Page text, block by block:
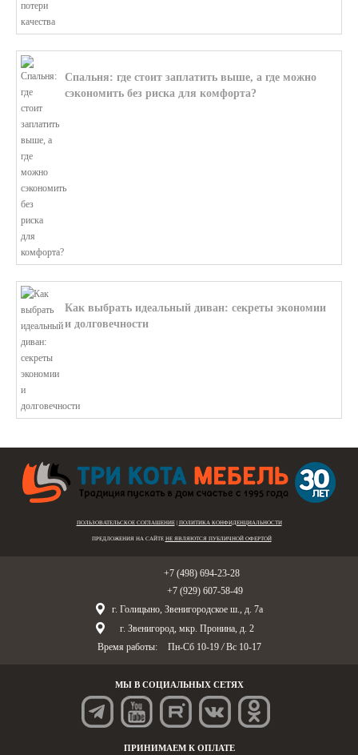
Спальня: где стоит заплатить выше, а где можно
сэкономить без риска для комфорта?
Как выбрать идеальный диван: секреты экономии
и долговечности
ПОЛЬЗОВАТЕЛЬСКОЕ СОГЛАШЕНИЕ| ПОЛИТИКА КОНФИДЕНЦИАЛЬНОСТИ
ПРЕДЛОЖЕНИЯ НА САЙТЕ НЕ ЯВЛЯЮТСЯ ПУБЛИЧНОЙ ОФЕРТОЙ
+7 (498) 694-23-28
+7 (929) 607-58-49
г. Голицыно, Звенигородское ш., д. 7а
г. Звенигород, мкр. Пронина, д. 2
Время работы:
Пн-Сб 10-19 / Вс 10-17
МЫ В СОЦИАЛЬНЫХ СЕТЯХ
ПРИНИМАЕМ К ОПЛАТЕ